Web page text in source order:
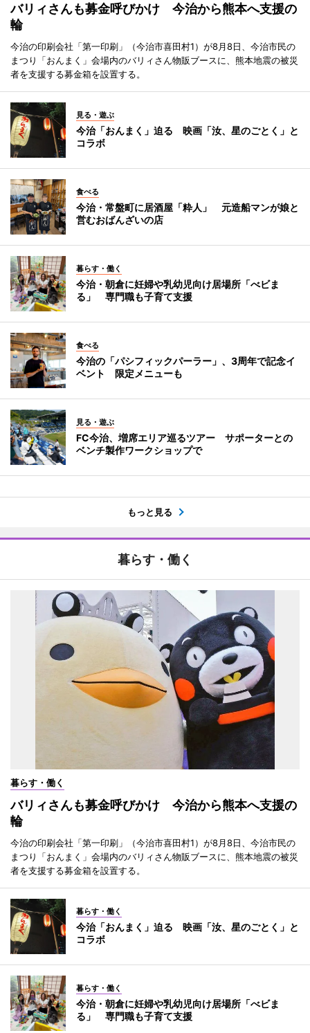
バリィさんも募金呼びかけ 今治から熊本へ支援の
輪
今治の印刷会社「第一印刷」（今治市喜田村1）が8月8日、今治市民の
まつり「おんまく」会場内のバリィさん物販ブースに、熊本地震の被災
者を支援する募金箱を設置する。
見る・遊ぶ
今治「おんまく」迫る 映画「汝、星のごとく」と
コラボ
食べる
今治・常盤町に居酒屋「粋人」 元造船マンが娘と
営むおばんざいの店
暮らす・働く
今治・朝倉に妊婦や乳幼児向け居場所「べビま
る」 専門職も子育て支援
食べる
今治の「パシフィックパーラー」、3周年で記念イ
ベント 限定メニューも
見る・遊ぶ
FC今治、増席エリア巡るツアー サポーターとの
ベンチ製作ワークショップで
もっと見る
暮らす・働く
暮らす・働く
バリィさんも募金呼びかけ 今治から熊本へ支援の
輪
今治の印刷会社「第一印刷」（今治市喜田村1）が8月8日、今治市民の
まつり「おんまく」会場内のバリィさん物販ブースに、熊本地震の被災
者を支援する募金箱を設置する。
暮らす・働く
今治「おんまく」迫る 映画「汝、星のごとく」と
コラボ
暮らす・働く
今治・朝倉に妊婦や乳幼児向け居場所「べビま
る」 専門職も子育て支援